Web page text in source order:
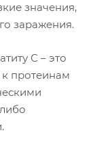
значения,
заражения.
С – это
к протеинам